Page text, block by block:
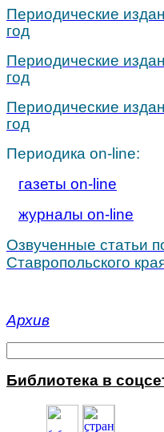
Периодические
год
Периодические
год
Периодические
год
Периодика on-line:
газеты on-line
журналы on-line
Озвученные статьи
Ставропольского
Архив
Библиотека в